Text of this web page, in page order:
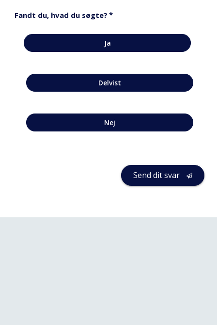
Fandt du, hvad du søgte? *
Ja
Delvist
Nej
Send dit svar